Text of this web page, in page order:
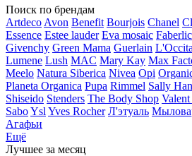
Поиск по брендам
Artdeco Avon Benefit Bourjois Chanel
Essence Estee lauder Eva mosaic Faberlic
Givenchy Green Mama Guerlain
Lumene Lush MAC Mary Kay Max
Meelo Natura Siberica Nivea Opi
Planeta Organica Pupa Rimmel Sally
Shiseido Stenders The Body Shop Valent
SaboYsl Yves Rocher Л'этуаль
Агафьи
Ещё
Лучшее за месяц